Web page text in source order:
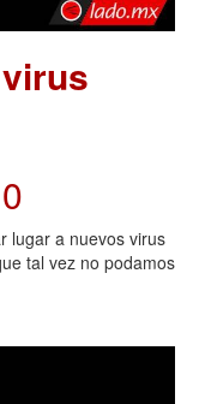
lugar a nuevos virus
tal vez no podamos